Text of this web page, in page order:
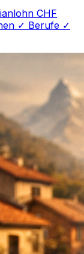
CHF
✓ Berufe ✓